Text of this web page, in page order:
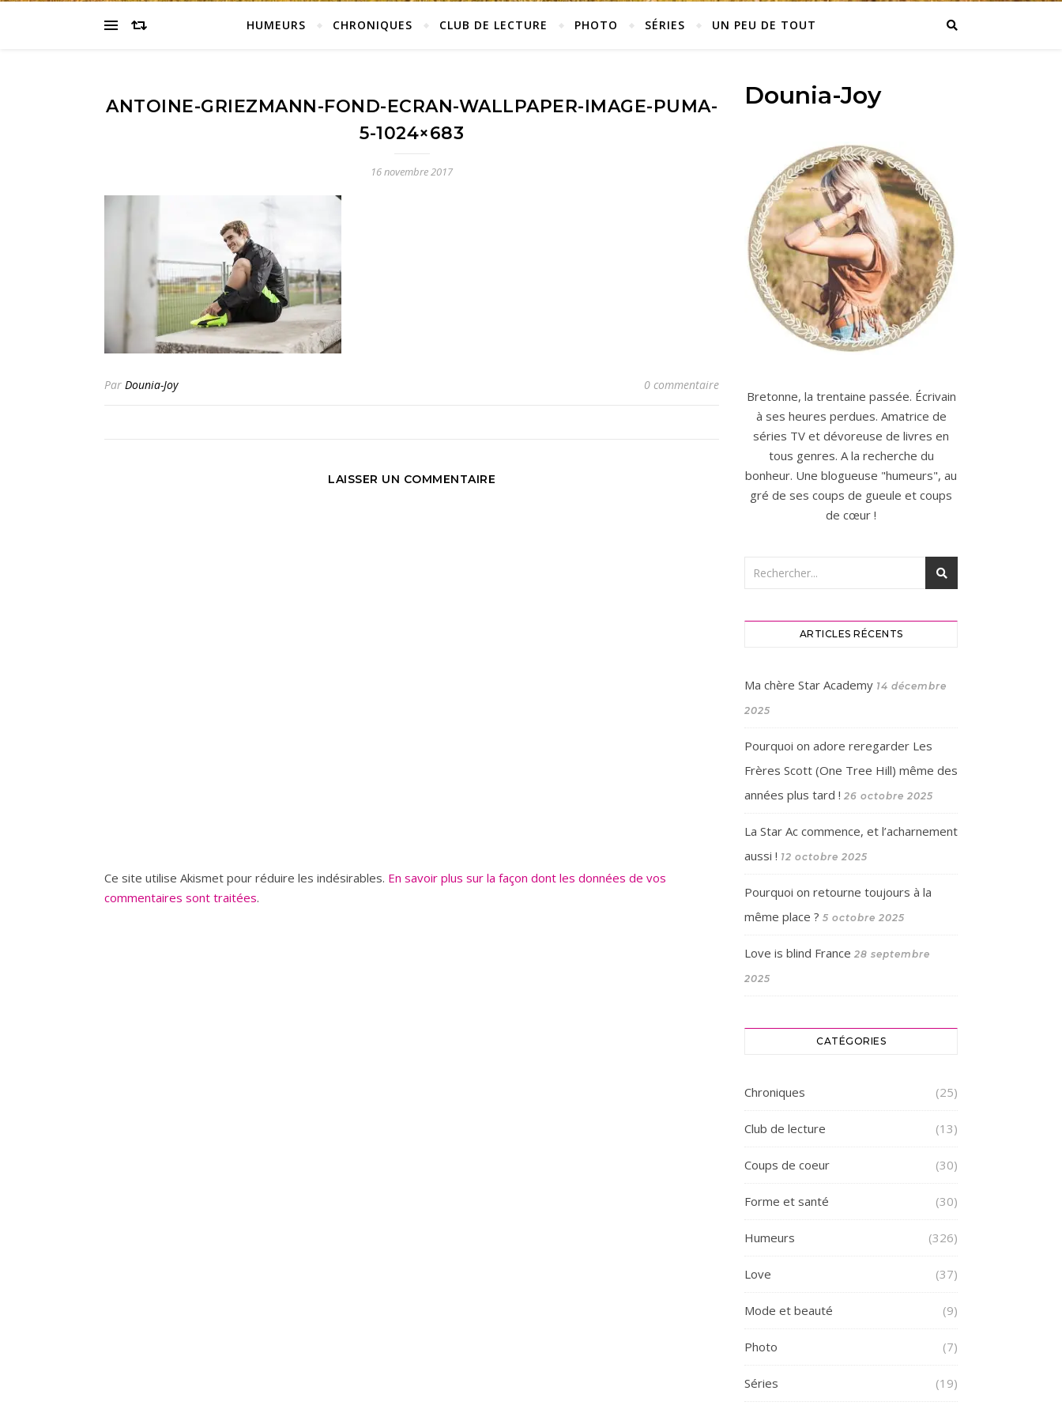
HUMEURS CHRONIQUES CLUB DE LECTURE PHOTO SÉRIES UN PEU DE TOUT
ANTOINE-GRIEZMANN-FOND-ECRAN-WALLPAPER-IMAGE-PUMA-
5-1024×683
16 novembre 2017
Par Dounia-Joy 0 commentaire
LAISSER UN COMMENTAIRE
Ce site utilise Akismet pour réduire les indésirables. En savoir plus sur la façon dont les données de vos
commentaires sont traitées.
Dounia-Joy
Bretonne, la trentaine passée. Écrivain
à ses heures perdues. Amatrice de
séries TV et dévoreuse de livres en
tous genres. A la recherche du
bonheur. Une blogueuse "humeurs", au
gré de ses coups de gueule et coups
de cœur !
ARTICLES RÉCENTS
Ma chère Star Academy 14 décembre
2025
Pourquoi on adore reregarder Les
Frères Scott (One Tree Hill) même des
années plus tard ! 26 octobre 2025
La Star Ac commence, et l’acharnement
aussi ! 12 octobre 2025
Pourquoi on retourne toujours à la
même place ? 5 octobre 2025
Love is blind France 28 septembre
2025
CATÉGORIES
Chroniques (25)
Club de lecture (13)
Coups de coeur (30)
Forme et santé (30)
Humeurs (326)
Love (37)
Mode et beauté (9)
Photo (7)
Séries (19)